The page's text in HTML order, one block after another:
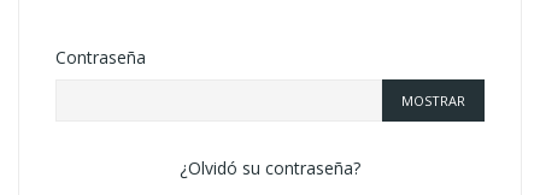
Contraseña
MOSTRAR
¿Olvidó su contraseña?